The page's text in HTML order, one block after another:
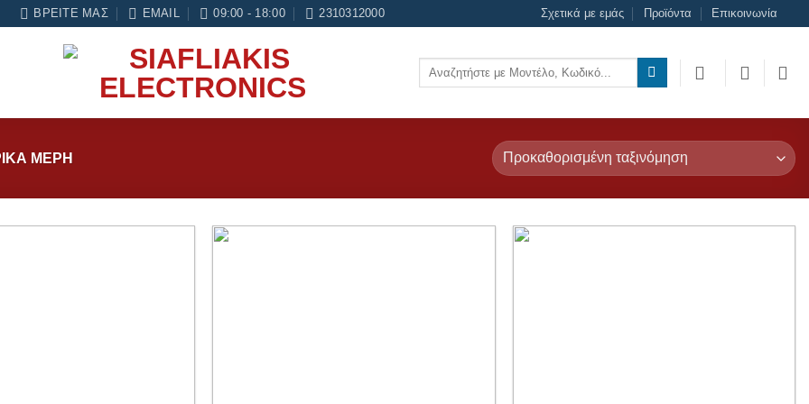
κάθε εργασία Service
ΒΡΕΊΤΕ ΜΑΣ EMAIL 09:00 - 18:00 2310312000 Σχετικά με εμάς Προϊόντα Επικοινωνία
Αναζήτηση
ΜΕΡΗ